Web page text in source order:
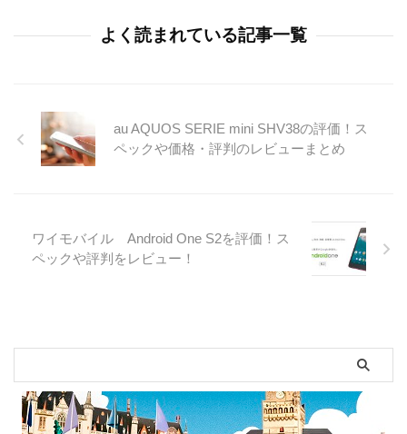
よく読まれている記事一覧
au AQUOS SERIE mini SHV38の評価！ス
ペックや価格・評判のレビューまとめ
ワイモバイル Android One S2を評価！ス
ペックや評判をレビュー！